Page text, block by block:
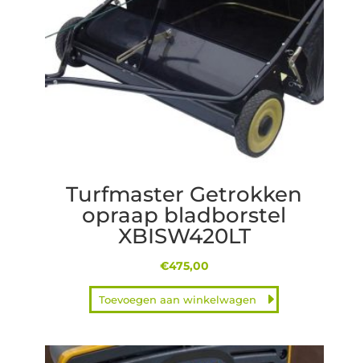
Turfmaster Getrokken
opraap bladborstel
XBISW420LT
€475,00
Toevoegen aan winkelwagen